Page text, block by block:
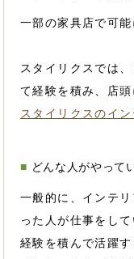
一部の家具店で可能
スタイリクスでは
て経験を積み、店
スタイリクスのイ
どんな人がやって
一般的に、インテ
った人が仕事をし
経験を積んで活躍